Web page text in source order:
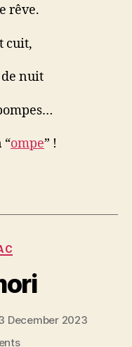
rêve.
cuit,
de nuit
“ompe” !
December 2023
on